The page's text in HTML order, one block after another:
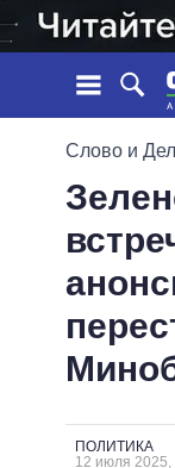
ЛЕНТА
СТАТЬИ
ОБЗОРЫ
ВСЕ
ГЛАВЫ
Слово и
ПОЛИТИКА
12 июля 2025,